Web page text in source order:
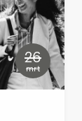
26
mrt